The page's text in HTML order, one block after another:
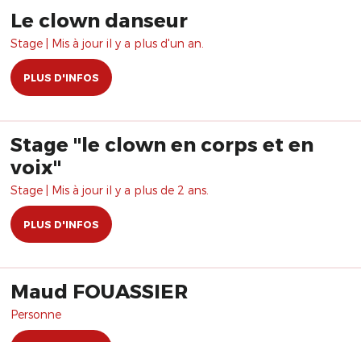
Le clown danseur
Stage | Mis à jour il y a plus d'un an.
PLUS D'INFOS
Stage "le clown en corps et en
voix"
Stage | Mis à jour il y a plus de 2 ans.
PLUS D'INFOS
Maud FOUASSIER
Personne